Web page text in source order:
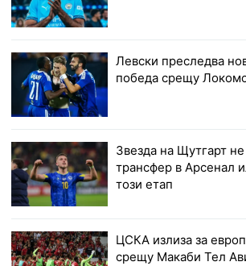
Левски преследва
победа срещу
Звезда на Щутгарт
трансфер в Арсенал
този етап
ЦСКА излиза за
срещу Макаби Тел